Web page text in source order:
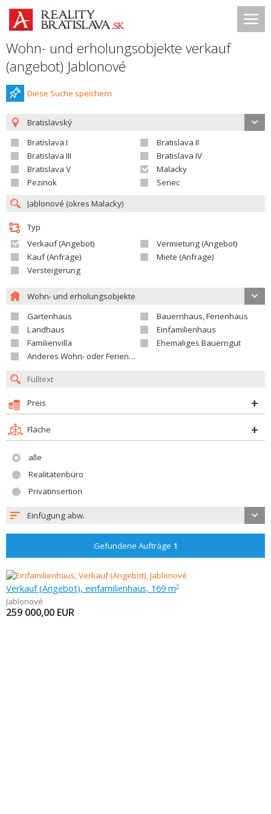
Wohn- und erholungsobjekte verkauf
(angebot) Jablonové
Diese Suche speichern
Bratislavský
Bratislava I
Bratislava II
Bratislava III
Bratislava IV
Bratislava V
Malacky
Pezinok
Senec
Typ
Verkauf (Angebot)
Vermietung (Angebot)
Kauf (Anfrage)
Miete (Anfrage)
Versteigerung
Wohn- und erholungsobjekte
Gartenhaus
Bauernhaus, Ferienhaus
Landhaus
Einfamilienhaus
Familienvilla
Ehemaliges Bauerngut
Anderes Wohn- oder Ferienobjekt
Preis
Fläche
alle
Realitätenbüro
Privatinsertion
Einfügung abw.
Gefundene Aufträge 1
Verkauf (Angebot), einfamilienhaus, 169 m2
Jablonové
259 000,00 EUR